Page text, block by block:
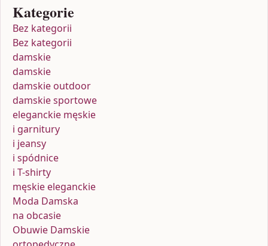
Kategorie
Bez kategorii
Bez kategorii
damskie
damskie
damskie outdoor
damskie sportowe
eleganckie męskie
i garnitury
i jeansy
i spódnice
i T-shirty
męskie eleganckie
Moda Damska
na obcasie
Obuwie Damskie